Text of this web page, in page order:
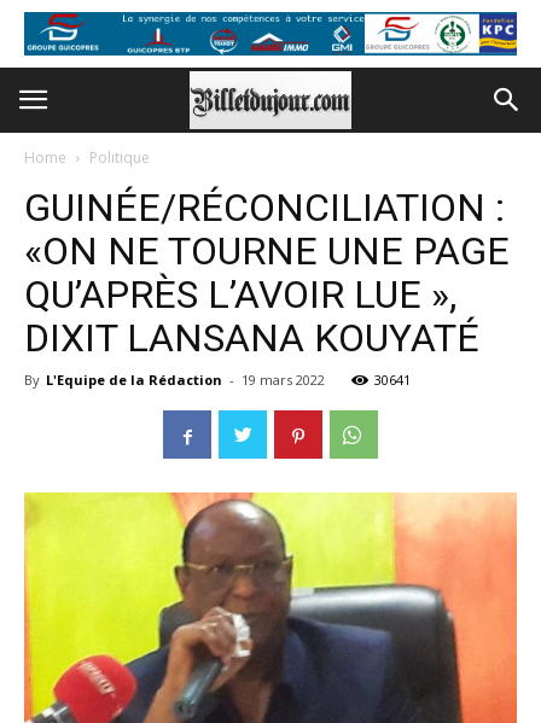
Home Politique
GUINÉE/RÉCONCILIATION :
«ON NE TOURNE UNE PAGE
QU’APRÈS L’AVOIR LUE »,
DIXIT LANSANA KOUYATÉ
By L'Equipe de la Rédaction - 19 mars 2022 30641